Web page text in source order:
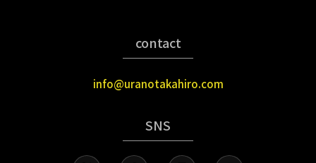
contact
info@uranotakahiro.com
SNS